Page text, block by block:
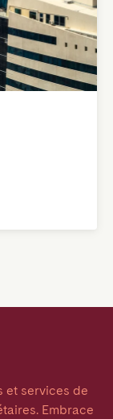
et services de
Embrace